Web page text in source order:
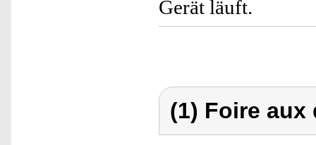
Gerät läuft.
(1) Foire